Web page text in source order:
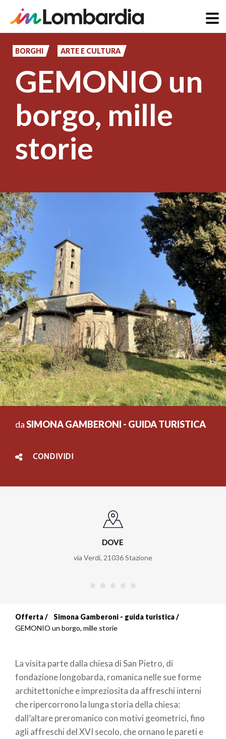
principale
BORGHI ARTE E CULTURA
GEMONIO un
borgo, mille
storie
daSIMONA GAMBERONI - GUIDA TURISTICA
CONDIVIDI
DOVE
via Verdi, 21036Stazione
Briciole
pane
Offerta
Simona Gamberoni - guida turistica
GEMONIO un borgo, mille storie
La visita parte dalla chiesa di San Pietro, di
fondazione longobarda, romanica nelle sue forme
architettoniche e impreziosita da affreschi interni
che ripercorrono la lunga storia della chiesa:
dall’altare preromanico con motivi geometrici, fino
agli affreschi del XVI secolo, che ornano le pareti e